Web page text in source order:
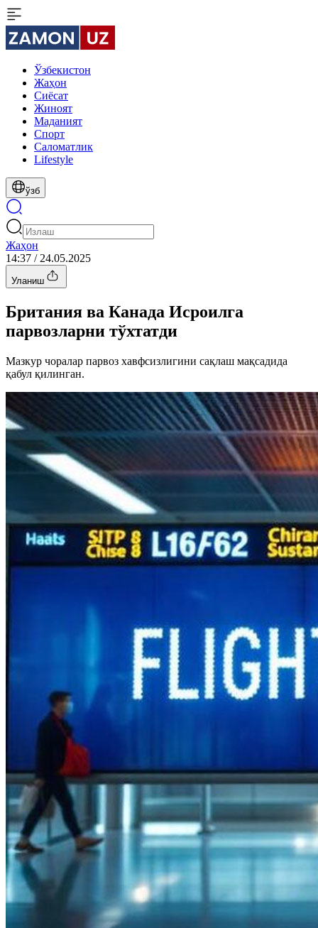
Ўзбекистон
Жаҳон
Сиёсат
Жиноят
Маданият
Спорт
Cаломатлик
Lifestyle
ўзб
Жаҳон
14:37 / 24.05.2025
Уланиш
Британия ва Канада Исроилга
парвозларни тўхтатди
Мазкур чоралар парвоз хавфсизлигини сақлаш мақсадида
қабул қилинган.